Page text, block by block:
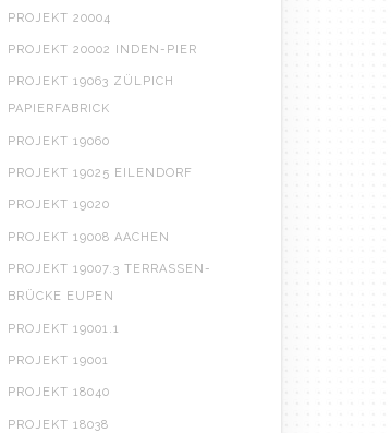
PROJEKT 20004
PROJEKT 20002 INDEN-PIER
PROJEKT 19063 ZÜLPICH
PAPIERFABRICK
PROJEKT 19060
PROJEKT 19025 EILENDORF
PROJEKT 19020
PROJEKT 19008 AACHEN
PROJEKT 19007.3 TERRASSEN-
BRÜCKE EUPEN
PROJEKT 19001.1
PROJEKT 19001
PROJEKT 18040
PROJEKT 18038